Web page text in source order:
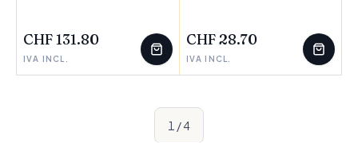
CHF 131.80
IVA INCL.
CHF 28.70
IVA INCL.
1 /4